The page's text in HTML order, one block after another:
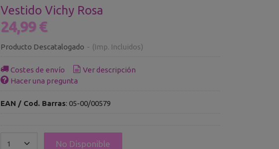
Vestido Vichy Rosa
24,99 €
Producto Descatalogado - (Imp. Incluidos)
Costes de envío
Ver descripción
Hacer una pregunta
EAN / Cod. Barras: 05-00/00579
No Disponible